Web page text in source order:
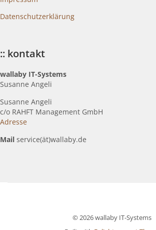
Datenschutzerklärung
:: kontakt
wallaby IT-Systems
Susanne Angeli
Susanne Angeli
c/o RAHFT Management GmbH
Adresse
Mail service(ät)wallaby.de
© 2026 wallaby IT-Systems